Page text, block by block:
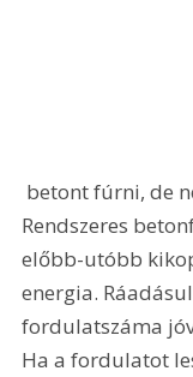
Rendszeres
előbb-utóbb
energia.
fordulatszáma
Ha a fordulatot